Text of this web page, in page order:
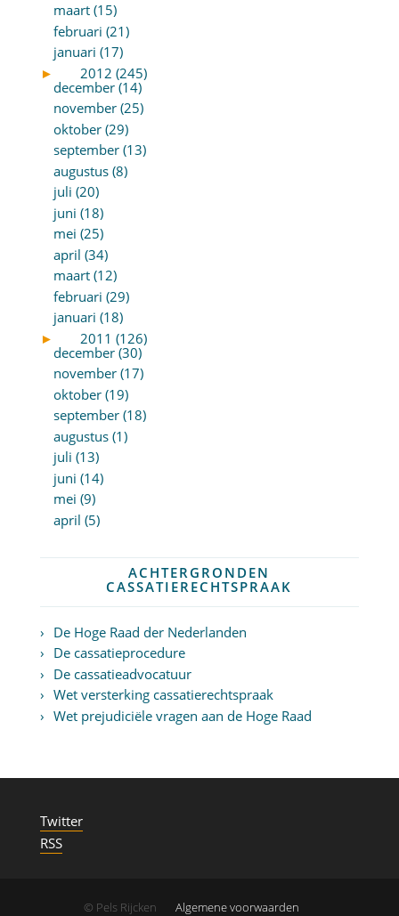
maart (15)
februari (21)
januari (17)
►
2012 (245)
december (14)
november (25)
oktober (29)
september (13)
augustus (8)
juli (20)
juni (18)
mei (25)
april (34)
maart (12)
februari (29)
januari (18)
►
2011 (126)
december (30)
november (17)
oktober (19)
september (18)
augustus (1)
juli (13)
juni (14)
mei (9)
april (5)
ACHTERGRONDEN
CASSATIERECHTSPRAAK
De Hoge Raad der Nederlanden
De cassatieprocedure
De cassatieadvocatuur
Wet versterking cassatierechtspraak
Wet prejudiciële vragen aan de Hoge Raad
Twitter
RSS
© Pels Rijcken
Algemene voorwaarden